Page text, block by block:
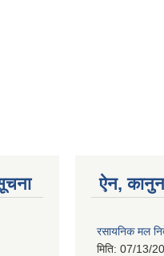
ऐन, कानुन
रसायनिक मल
मिति: 07/13/